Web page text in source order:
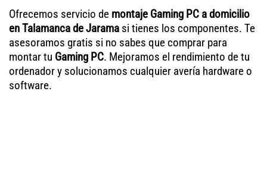
Ofrecemos servicio de montaje Gaming PC a domicilio
en Talamanca de Jarama si tienes los componentes. Te
asesoramos gratis si no sabes que comprar para
montar tu Gaming PC. Mejoramos el rendimiento de tu
ordenador y solucionamos cualquier avería hardware o
software.